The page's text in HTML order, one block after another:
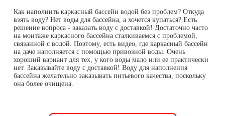
Как наполнить каркасный бассейн водой без проблем? Откуда
взять воду? Нет воды для бассейна, а хочется купаться? Есть
решение вопроса - заказать воду с доставкой! Достаточно часто
на монтаже каркасного бассейна сталкиваемся с проблемой,
связанной с водой. Поэтому, есть видео, где каркасный бассейн
на даче наполняется с помощью привозной воды. Очень
хороший вариант для тех, у кого воды мало или ее практически
нет. Заказывайте воду с доставкой! Воду для наполнения
бассейна желательно заказывать питьевого качества, поскольку
она более очищена.